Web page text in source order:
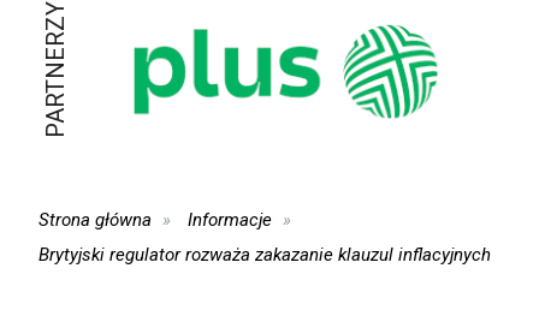
PARTNERZY
Strona główna
Informacje
Brytyjski regulator rozważa zakazanie klauzul inflacyjnych